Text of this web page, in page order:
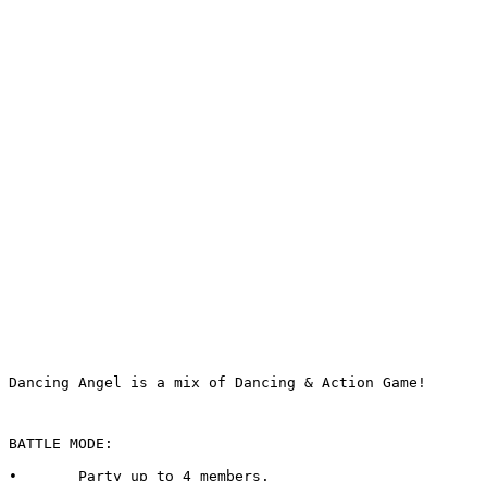
Dancing Angel is a mix of Dancing & Action Game!
BATTLE MODE:
•	Party up to 4 members.